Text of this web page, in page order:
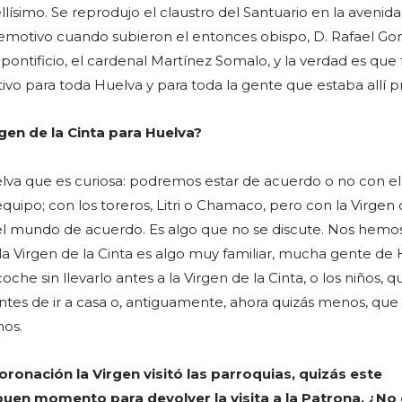
Se reprodujo el claustro del Santuario en la
cuando subieron el entonces obispo, D. Rafael
el cardenal Martínez Somalo, y la verdad es que
para toda Huelva y para toda la gente que estaba allí
de la Cinta para Huelva?
que es curiosa: podremos estar de acuerdo o no con el
con los toreros, Litri o Chamaco, pero con la Virgen
mundo de acuerdo. Es algo que no se discute. Nos
Virgen de la Cinta es algo muy familiar, mucha gente de
sin llevarlo antes a la Virgen de la Cinta, o los niños,
de ir a casa o, antiguamente, ahora quizás menos, que
la Virgen visitó las parroquias, quizás este
momento para devolver la visita a la Patrona, ¿No